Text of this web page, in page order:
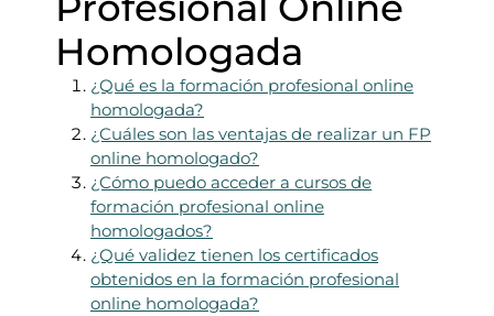
Homologada
¿Qué es la formación profesional online
homologada?
¿Cuáles son las ventajas de realizar un FP
online homologado?
¿Cómo puedo acceder a cursos de
formación profesional online
homologados?
¿Qué validez tienen los certificados
obtenidos en la formación profesional
online homologada?